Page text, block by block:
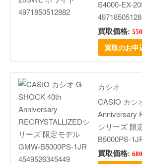
S4000-EX-
買取価格:
買取のお申
カシオ
CASIO カシ
Anniversary
シリーズ 限
B5000PS-
買取価格: